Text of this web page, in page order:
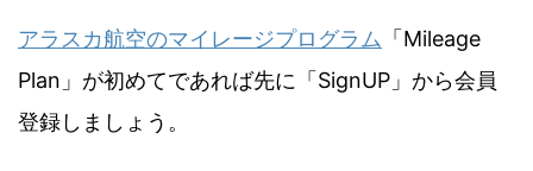
アラスカ航空のマイレージプログラム 「Mileage
Plan」が初めてであれば先に「SignUP」から会員
登録しましょう。